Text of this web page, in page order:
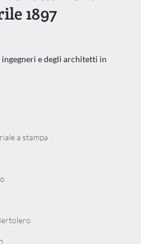
1897
e degli architetti in
a stampa